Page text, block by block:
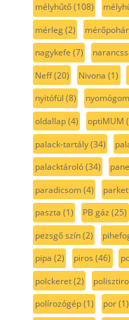
mélyhűtő(108)
mérleg(2) mérőpohár
nagykefe (7)
Neff(20) Nivona (1)
nyitófül (8)
oldallap(4) optiMUM
palack-tartály(34)
palacktároló(34)
paradicsom(4)
paszta (1) PB gáz (25)
pezsgő szín(2)
pipa (2) piros (46)
polckeret(2)
polírozógép(1) por(1)